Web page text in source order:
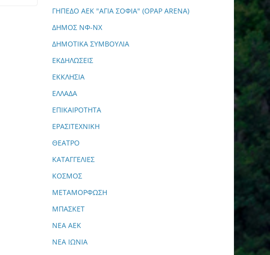
ΓΗΠΕΔΟ ΑΕΚ "ΑΓΙΑ ΣΟΦΙΑ" (OPAP ARENA)
ΔΗΜΟΣ ΝΦ-ΝΧ
ΔΗΜΟΤΙΚΑ ΣΥΜΒΟΥΛΙΑ
ΕΚΔΗΛΩΣΕΙΣ
ΕΚΚΛΗΣΙΑ
ΕΛΛΑΔΑ
ΕΠΙΚΑΙΡΟΤΗΤΑ
ΕΡΑΣΙΤΕΧΝΙΚΗ
ΘΕΑΤΡΟ
ΚΑΤΑΓΓΕΛΙΕΣ
ΚΟΣΜΟΣ
ΜΕΤΑΜΟΡΦΩΣΗ
ΜΠΑΣΚΕΤ
ΝΕΑ ΑΕΚ
ΝΕΑ ΙΩΝΙΑ